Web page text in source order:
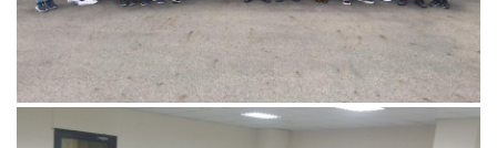
活动花絮
您所在的位置:
首页 活动花絮